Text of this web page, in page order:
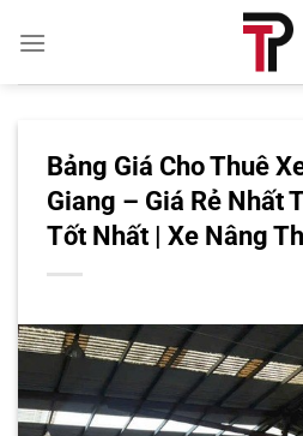
qua
Bảng Giá Cho Thuê
Giang – Giá Rẻ Nhất
Tốt Nhất | Xe Nâng